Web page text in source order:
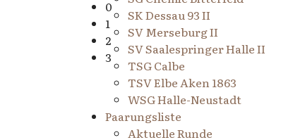
0
1
2
3
SK Dessau 93 II
SV Merseburg II
SV Saalespringer Halle II
TSG Calbe
TSV Elbe Aken 1863
WSG Halle-Neustadt
Paarungsliste
Aktuelle Runde